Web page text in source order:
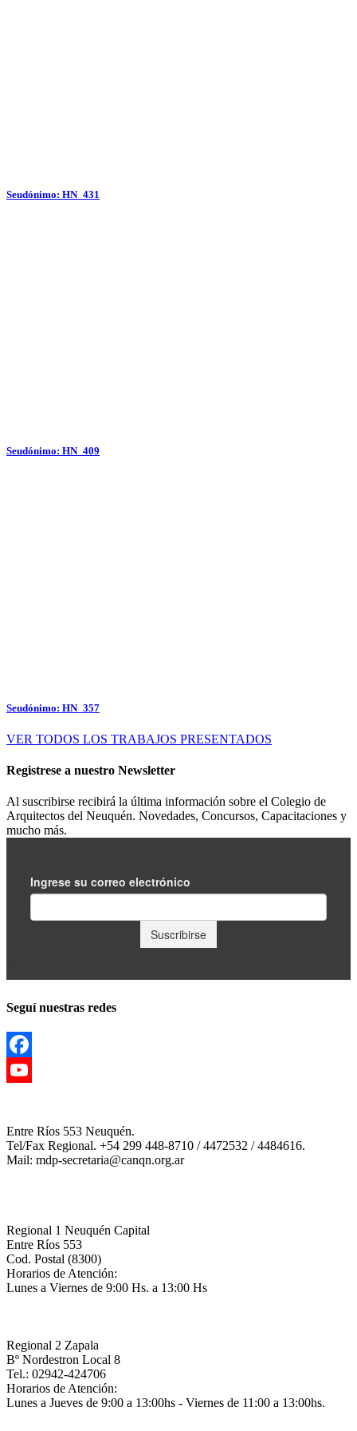
Seudónimo: HN_431
Seudónimo: HN_409
Seudónimo: HN_357
VER TODOS LOS TRABAJOS PRESENTADOS
Registrese a nuestro Newsletter
Al suscribirse recibirá la última información sobre el Colegio de
Arquitectos del Neuquén. Novedades, Concursos, Capacitaciones y
mucho más.
Seguí nuestras redes
Facebook
Entre Ríos 553 Neuquén.
Tel/Fax Regional. +54 299 448-8710 / 4472532 / 4484616.
Mail: mdp-secretaria@canqn.org.ar
Regional 1 Neuquén Capital
Entre Ríos 553
Cod. Postal (8300)
Horarios de Atención:
Lunes a Viernes de 9:00 Hs. a 13:00 Hs
Regional 2 Zapala
Bº Nordestron Local 8
Tel.: 02942-424706
Horarios de Atención:
Lunes a Jueves de 9:00 a 13:00hs - Viernes de 11:00 a 13:00hs.